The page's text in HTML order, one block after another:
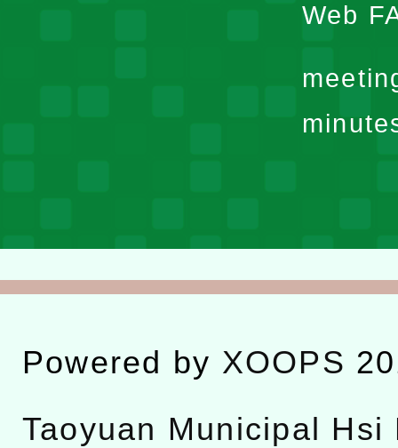
Web
Powered by XOOPS
Taoyuan Municipal Hsi